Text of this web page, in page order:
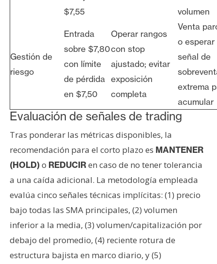
$7,55
volumen
Gestión de
riesgo
Entrada
sobre $7,80
con límite
de pérdida
en $7,50
Operar rangos
con stop
ajustado; evitar
exposición
completa
Venta
o esperar
señal de
extrema
acumular
Evaluación de señales de trading
Tras ponderar las métricas disponibles, la
recomendación para el corto plazo es MANTENER
(HOLD)o REDUCIRen caso de no tener tolerancia
a una caída adicional. La metodología empleada
evalúa cinco señales técnicas implícitas: (1) precio
bajo todas las SMA principales, (2) volumen
inferior a la media, (3) volumen/capitalización por
debajo del promedio, (4) reciente rotura de
estructura bajista en marco diario, y (5)